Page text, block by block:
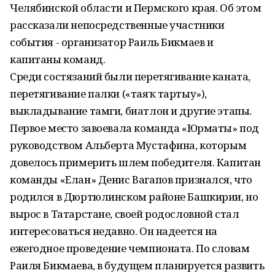
Челябинской области и Пермского края. Об этом
рассказали непосредственные участники
события - организатор Раиль Бикмаев и
капитаны команд.
Среди состязаний были перетягивание каната,
перетягивание палки («таяҡ тартыу»),
выкладывание тамги, биатлон и другие этапы.
Первое место завоевала команда «Юрматы» под
руководством Альберта Мустафина, которым
довелось примерить шлем победителя. Капитан
команды «Елан» Денис Вагапов признался, что
родился в Дюртюлинском районе Башкирии, но
вырос в Татарстане, своей родословной стал
интересоваться недавно. Он надеется на
ежегодное проведение чемпионата. По словам
Раиля Бикмаева, в будущем планируется развить